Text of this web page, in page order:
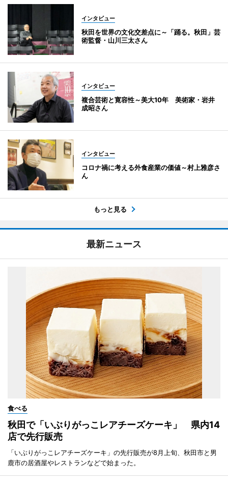
インタビュー
秋田を世界の文化交差点に～「踊る。秋田」芸
術監督・山川三太さん
インタビュー
複合芸術と寛容性～美大10年 美術家・岩井
成昭さん
インタビュー
コロナ禍に考える外食産業の価値～村上雅彦さ
ん
もっと見る
最新ニュース
食べる
秋田で「いぶりがっこレアチーズケーキ」 県内14
店で先行販売
「いぶりがっこレアチーズケーキ」の先行販売が8月上旬、秋田市と男
鹿市の居酒屋やレストランなどで始まった。